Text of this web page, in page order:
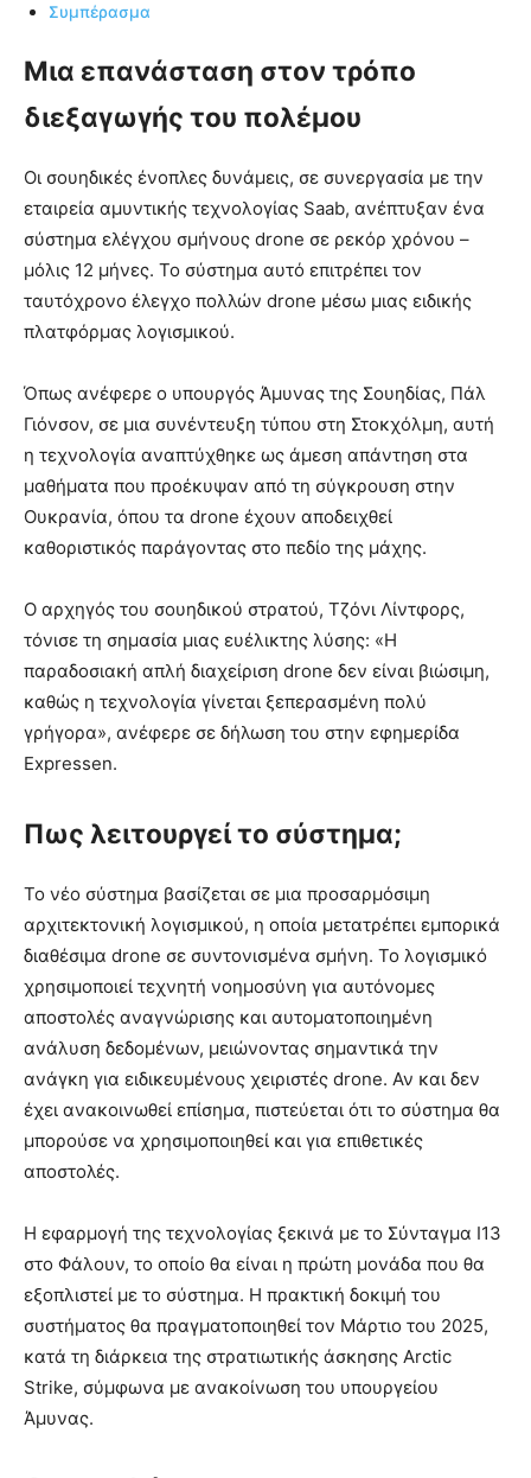
Συμπέρασμα
Μια επανάσταση στον τρόπο
διεξαγωγής του πολέμου
Οι σουηδικές ένοπλες δυνάμεις, σε συνεργασία με την
εταιρεία αμυντικής τεχνολογίας Saab, ανέπτυξαν ένα
σύστημα ελέγχου σμήνους drone σε ρεκόρ χρόνου –
μόλις 12 μήνες. Το σύστημα αυτό επιτρέπει τον
ταυτόχρονο έλεγχο πολλών drone μέσω μιας ειδικής
πλατφόρμας λογισμικού.
Όπως ανέφερε ο υπουργός Άμυνας της Σουηδίας, Πάλ
Γιόνσον, σε μια συνέντευξη τύπου στη Στοκχόλμη, αυτή
η τεχνολογία αναπτύχθηκε ως άμεση απάντηση στα
μαθήματα που προέκυψαν από τη σύγκρουση στην
Ουκρανία, όπου τα drone έχουν αποδειχθεί
καθοριστικός παράγοντας στο πεδίο της μάχης.
Ο αρχηγός του σουηδικού στρατού, Τζόνι Λίντφορς,
τόνισε τη σημασία μιας ευέλικτης λύσης: «Η
παραδοσιακή απλή διαχείριση drone δεν είναι βιώσιμη,
καθώς η τεχνολογία γίνεται ξεπερασμένη πολύ
γρήγορα», ανέφερε σε δήλωση του στην εφημερίδα
Expressen.
Πως λειτουργεί το σύστημα;
Το νέο σύστημα βασίζεται σε μια προσαρμόσιμη
αρχιτεκτονική λογισμικού, η οποία μετατρέπει εμπορικά
διαθέσιμα drone σε συντονισμένα σμήνη. Το λογισμικό
χρησιμοποιεί τεχνητή νοημοσύνη για αυτόνομες
αποστολές αναγνώρισης και αυτοματοποιημένη
ανάλυση δεδομένων, μειώνοντας σημαντικά την
ανάγκη για ειδικευμένους χειριστές drone. Αν και δεν
έχει ανακοινωθεί επίσημα, πιστεύεται ότι το σύστημα θα
μπορούσε να χρησιμοποιηθεί και για επιθετικές
αποστολές.
Η εφαρμογή της τεχνολογίας ξεκινά με το Σύνταγμα I13
στο Φάλουν, το οποίο θα είναι η πρώτη μονάδα που θα
εξοπλιστεί με το σύστημα. Η πρακτική δοκιμή του
συστήματος θα πραγματοποιηθεί τον Μάρτιο του 2025,
κατά τη διάρκεια της στρατιωτικής άσκησης Arctic
Strike, σύμφωνα με ανακοίνωση του υπουργείου
Άμυνας.